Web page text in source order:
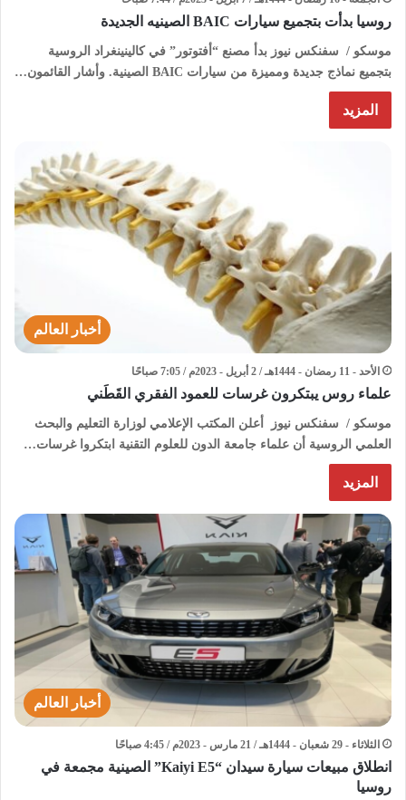
روسيا بدأت بتجميع سيارات BAIC الصينيه الجديدة
موسكو / سفنكس نيوز بدأ مصنع “أفتوتور” في كالينينغراد الروسية
بتجميع نماذج جديدة ومميزة من سيارات BAIC الصينية. وأشار القائمون…
المزيد
أخبار العالم
الأحد - 11 رمضان - 1444هـ / 2 أبريل - 2023م / 7:05 صباحًا
علماء روس يبتكرون غرسات للعمود الفقري القَطَني
موسكو / سفنكس نيوز أعلن المكتب الإعلامي لوزارة التعليم والبحث
العلمي الروسية أن علماء جامعة الدون للعلوم التقنية ابتكروا غرسات…
المزيد
أخبار العالم
الثلاثاء - 29 شعبان - 1444هـ / 21 مارس - 2023م / 4:45 صباحًا
انطلاق مبيعات سيارة سيدان “Kaiyi E5” الصينية مجمعة في
روسيا